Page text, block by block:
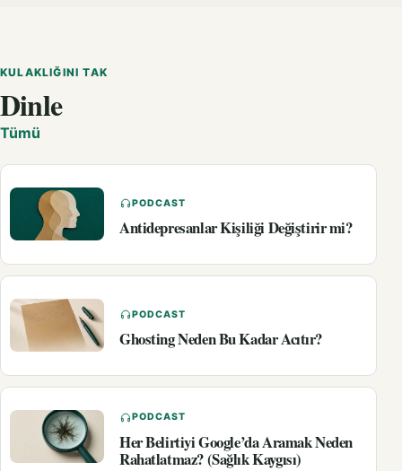
KULAKLIĞINI TAK
Dinle
Tümü
PODCAST
Antidepresanlar Kişiliği Değiştirir mi?
PODCAST
Ghosting Neden Bu Kadar Acıtır?
PODCAST
Her Belirtiyi Google’da Aramak Neden
Rahatlatmaz? (Sağlık Kaygısı)